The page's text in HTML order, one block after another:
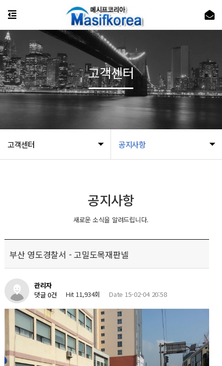
고객센터 공지사항
고객센터
공지사항
새로운 소식을 알려드립니다.
부산 영도경찰서 - 고밀도목재판넬
관리자
댓글 0건
Hit 11,934회 Date 15-02-04 20:58